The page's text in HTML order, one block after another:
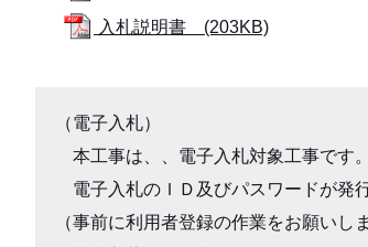
入札説明書 (203KB)
（電子入札）
本工事は、、電子入札対象工事です。
電子入札のＩＤ及びパスワードが発
（事前に利用者登録の作業をお願いし